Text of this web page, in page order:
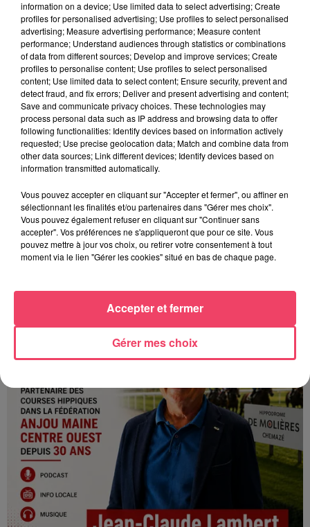
28 juillet 2026
ANGERS SCO. UN DÉFENSEUR QUITTE LE CLUB POUR AMIENS
information on a device; Use limited data to select advertising; Create
profiles for personalised advertising; Use profiles to select personalised
advertising; Measure advertising performance; Measure content
performance; Understand audiences through statistics or combinations
of data from different sources; Develop and improve services; Create
profiles to personalise content; Use profiles to select personalised
content; Use limited data to select content; Ensure security, prevent and
detect fraud, and fix errors; Deliver and present advertising and content;
Save and communicate privacy choices. These technologies may
process personal data such as IP address and browsing data to offer
following functionalities: Identify devices based on information actively
requested; Use precise geolocation data; Match and combine data from
other data sources; Link different devices; Identify devices based on
information transmitted automatically.
Vous pouvez accepter en cliquant sur "Accepter et fermer", ou affiner en
sélectionnant les finalités et/ou partenaires dans "Gérer mes choix".
Vous pouvez également refuser en cliquant sur "Continuer sans
accepter". Vos préférences ne s'appliqueront que pour ce site. Vous
pouvez mettre à jour vos choix, ou retirer votre consentement à tout
moment via le lien "Gérer les cookies" situé en bas de chaque page.
Gérer mes choix
Accepter et fermer